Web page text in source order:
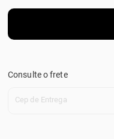
Consulte o frete
Cep de Entrega